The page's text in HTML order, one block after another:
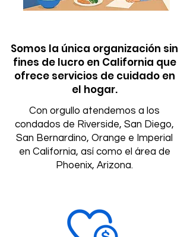
Somos la única organización sin
fines de lucro en California que
ofrece servicios de cuidado en
el hogar.
Con orgullo atendemos a los
condados de Riverside, San Diego,
San Bernardino, Orange e Imperial
en California, así como el área de
Phoenix, Arizona.